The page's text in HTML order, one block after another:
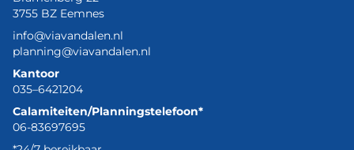
3755 BZ Eemnes
info@viavandalen.nl
planning@viavandalen.nl
Kantoor
035–6421204
Calamiteiten/Planningstelefoon*
06-83697695